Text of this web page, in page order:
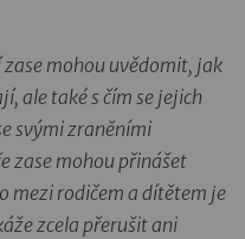
mohou uvědomit, jak
ale také s čím se jejich
svými zraněními
zase mohou přinášet
mezi rodičem a dítětem je
zcela přerušit ani